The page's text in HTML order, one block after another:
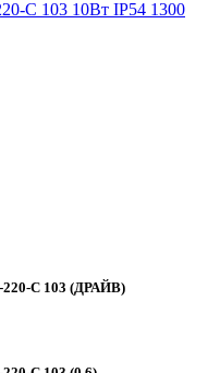
С 103 (ДРАЙВ)